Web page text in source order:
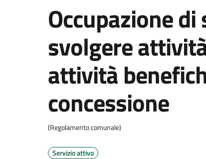
Occupazione
svolgere
attività
concessione
(Regolamento comunale)
Servizio attivo